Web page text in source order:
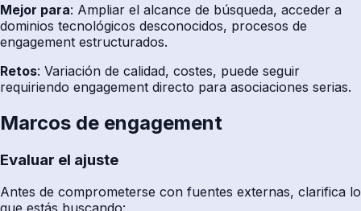
Mejor para: Ampliar el alcance de búsqueda, acceder a
dominios tecnológicos desconocidos, procesos de
engagement estructurados.
Retos: Variación de calidad, costes, puede seguir
requiriendo engagement directo para asociaciones serias.
Marcos de engagement
Evaluar el ajuste
Antes de comprometerse con fuentes externas, clarifica lo